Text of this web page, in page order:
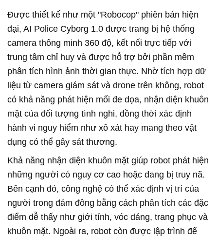
Được thiết kế như một "Robocop" phiên bản hiện
đại, AI Police Cyborg 1.0 được trang bị hệ thống
camera thông minh 360 độ, kết nối trực tiếp với
trung tâm chỉ huy và được hỗ trợ bởi phần mềm
phân tích hình ảnh thời gian thực. Nhờ tích hợp dữ
liệu từ camera giám sát và drone trên không, robot
có khả năng phát hiện mối đe dọa, nhận diện khuôn
mặt của đối tượng tình nghi, đồng thời xác định
hành vi nguy hiểm như xô xát hay mang theo vật
dụng có thể gây sát thương.
Khả năng nhận diện khuôn mặt giúp robot phát hiện
những người có nguy cơ cao hoặc đang bị truy nã.
Bên cạnh đó, công nghệ có thể xác định vị trí của
người trong đám đông bằng cách phân tích các đặc
điểm dễ thấy như giới tính, vóc dáng, trang phục và
khuôn mặt. Ngoài ra, robot còn được lập trình để